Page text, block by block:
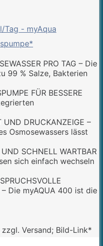
Tag - myAqua
PRO TAG – Die
99 % Salze, Bakterien
FÜR BESSERE
UND DRUCKANZEIGE –
Osmosewassers lässt
SCHNELL WARTBAR
sich einfach wechseln
– Die myAQUA 400 ist die
Versand; Bild-Link*